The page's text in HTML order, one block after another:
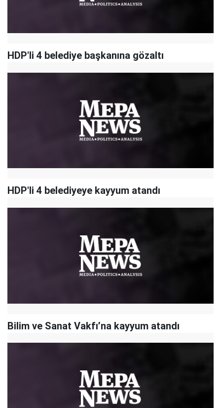
HDP'li 4 belediye başkanına gözaltı
HDP'li 4 belediyeye kayyum atandı
Bilim ve Sanat Vakfı’na kayyum atandı